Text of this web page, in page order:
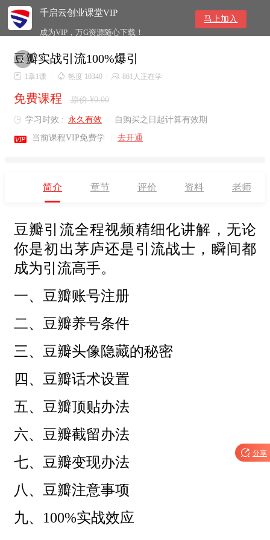
千启云创业课堂VIP
成为VIP，万G资源随心下载！
马上加入

豆瓣实战引流100%爆引
 1章1课  热度 10340  861人正在学
免费课程 原价 ¥0.00
 学习时效 : 永久有效 自购买之日起计算有效期
 当前课程VIP免费学 去开通
简介 章节 评价 资料 老师
豆瓣引流全程视频精细化讲解，无论
你是初出茅庐还是引流战士，瞬间都
成为引流高手。
一、 豆瓣账号注册
二、 豆瓣养号条件
三、 豆瓣头像隐藏的秘密
四、 豆瓣话术设置
五、 豆瓣顶贴办法
六、 豆瓣截留办法
七、 豆瓣变现办法
八、 豆瓣注意事项
九、 100%实战效应
 分享